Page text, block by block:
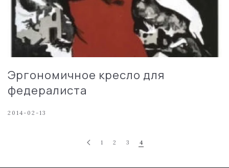
Эргономичное кресло для
федералиста
2014-02-13
1 2 3 4